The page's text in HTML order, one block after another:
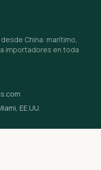
China: marítimo,
importadores en toda
EE.UU.